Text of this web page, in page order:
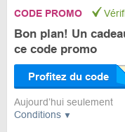
Conditions
CODE PROMO
Bon plan! Un
ce code promo
Profitez du code
Aujourd’hui seulement